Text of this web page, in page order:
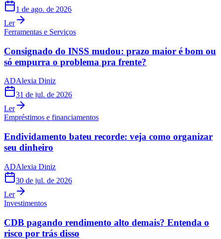
1 de ago. de 2026
Ler
Ferramentas e Serviços
Consignado do INSS mudou: prazo maior é bom ou
só empurra o problema pra frente?
ADAlexia Diniz
31 de jul. de 2026
Ler
Empréstimos e financiamentos
Endividamento bateu recorde: veja como organizar
seu dinheiro
ADAlexia Diniz
30 de jul. de 2026
Ler
Investimentos
CDB pagando rendimento alto demais? Entenda o
risco por trás disso